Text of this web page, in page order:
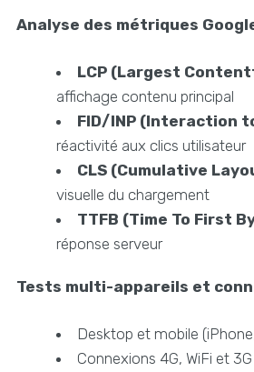
Analyse des métriques
LCP (Largest
affichage contenu principal
FID/INP (Interaction
réactivité aux clics utilisateur
CLS (Cumulative
visuelle du chargement
TTFB (Time To First
réponse serveur
Tests multi-appareils et
Desktop et mobile
Connexions 4G, WiFi et